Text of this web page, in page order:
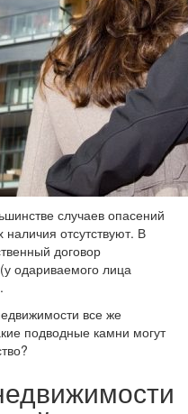
случаев опасений
отсутствуют. В
договор
одариваемого лица
все же
подводные камни могут